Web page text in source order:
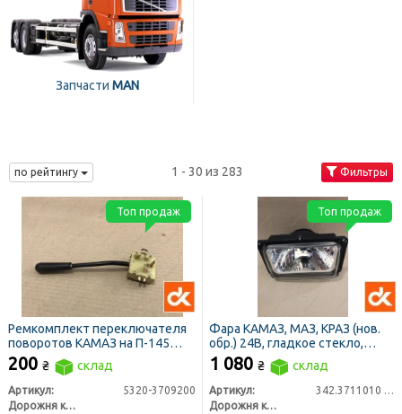
Запчасти MAN
по рейтингу 1 - 30 из 283 Фильтры
Ремкомплект переключателя
поворотов КАМАЗ на П-145
(ДК)
200 ₴ склад
Артикул:
5320-3709200
Дорожня карта
Топ продаж
Фара КАМАЗ, МАЗ, КРАЗ (нов.
обр.) 24В, гладкое стекло,
прямоугольная с ручным
корректором (ДК)
1 080 ₴ склад
Артикул:
342.3711010 -03
Дорожня карта
Топ продаж